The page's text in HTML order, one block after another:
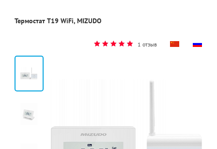
Термостат T19 WiFi, MIZUDO
1 отзыв